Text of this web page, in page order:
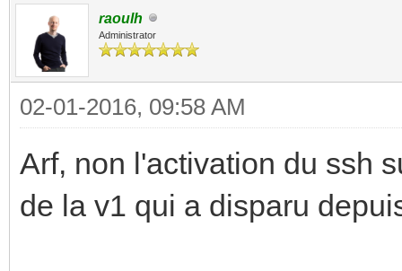
raoulh
Administrator
02-01-2016, 09:58 AM
Arf, non l'activation du ssh
de la v1 qui a disparu